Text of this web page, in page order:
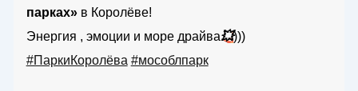
парках»в Королёве!
Энергия , эмоции и море драйва💥)))
#ПаркиКоролёва #мособлпарк